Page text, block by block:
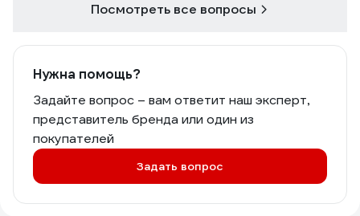
Посмотреть все вопросы
Нужна помощь?
Задайте вопрос – вам ответит наш эксперт,
представитель бренда или один из
покупателей
Задать вопрос